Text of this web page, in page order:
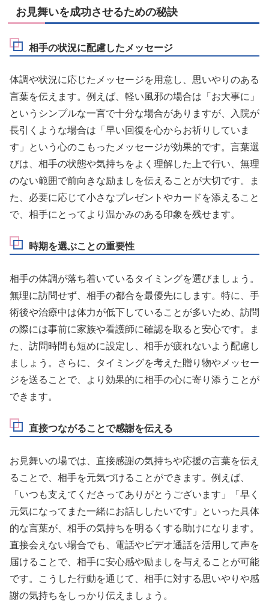
お見舞いを成功させるための秘訣
相手の状況に配慮したメッセージ
体調や状況に応じたメッセージを用意し、思いやりのある
言葉を伝えます。例えば、軽い風邪の場合は「お大事に」
というシンプルな一言で十分な場合がありますが、入院が
長引くような場合は「早い回復を心からお祈りしていま
す」という心のこもったメッセージが効果的です。言葉選
びは、相手の状態や気持ちをよく理解した上で行い、無理
のない範囲で前向きな励ましを伝えることが大切です。ま
た、必要に応じて小さなプレゼントやカードを添えること
で、相手にとってより温かみのある印象を残せます。
時期を選ぶことの重要性
相手の体調が落ち着いているタイミングを選びましょう。
無理に訪問せず、相手の都合を最優先にします。特に、手
術後や治療中は体力が低下していることが多いため、訪問
の際には事前に家族や看護師に確認を取ると安心です。ま
た、訪問時間も短めに設定し、相手が疲れないよう配慮し
ましょう。さらに、タイミングを考えた贈り物やメッセー
ジを送ることで、より効果的に相手の心に寄り添うことが
できます。
直接つながることで感謝を伝える
お見舞いの場では、直接感謝の気持ちや応援の言葉を伝え
ることで、相手を元気づけることができます。例えば、
「いつも支えてくださってありがとうございます」「早く
元気になってまた一緒にお話ししたいです」といった具体
的な言葉が、相手の気持ちを明るくする助けになります。
直接会えない場合でも、電話やビデオ通話を活用して声を
届けることで、相手に安心感や励ましを与えることが可能
です。こうした行動を通じて、相手に対する思いやりや感
謝の気持ちをしっかり伝えましょう。